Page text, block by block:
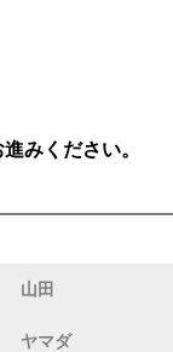
みください。